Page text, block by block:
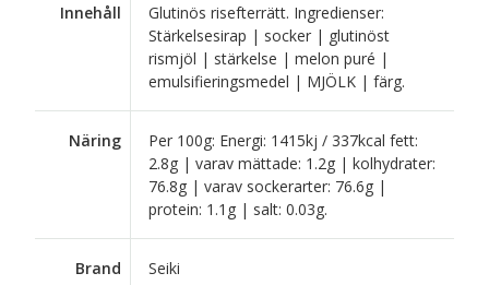
Innehåll
Glutinös risefterrätt. Ingredienser:
Stärkelsesirap | socker | glutinöst
rismjöl | stärkelse | melon puré |
emulsifieringsmedel | MJÖLK | färg.
Näring
Per 100g: Energi: 1415kj / 337kcal fett:
2.8g | varav mättade: 1.2g | kolhydrater:
76.8g | varav sockerarter: 76.6g |
protein: 1.1g | salt: 0.03g.
Brand Seiki